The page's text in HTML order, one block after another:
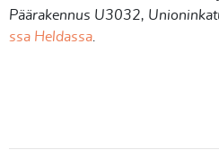
Päärakennus U3032,
ssa Heldassa